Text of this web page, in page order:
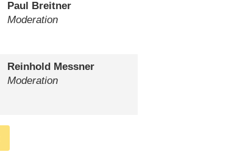
Paul Breitner
Moderation
Reinhold Messner
Moderation